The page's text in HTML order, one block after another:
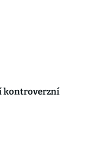
kontroverzní